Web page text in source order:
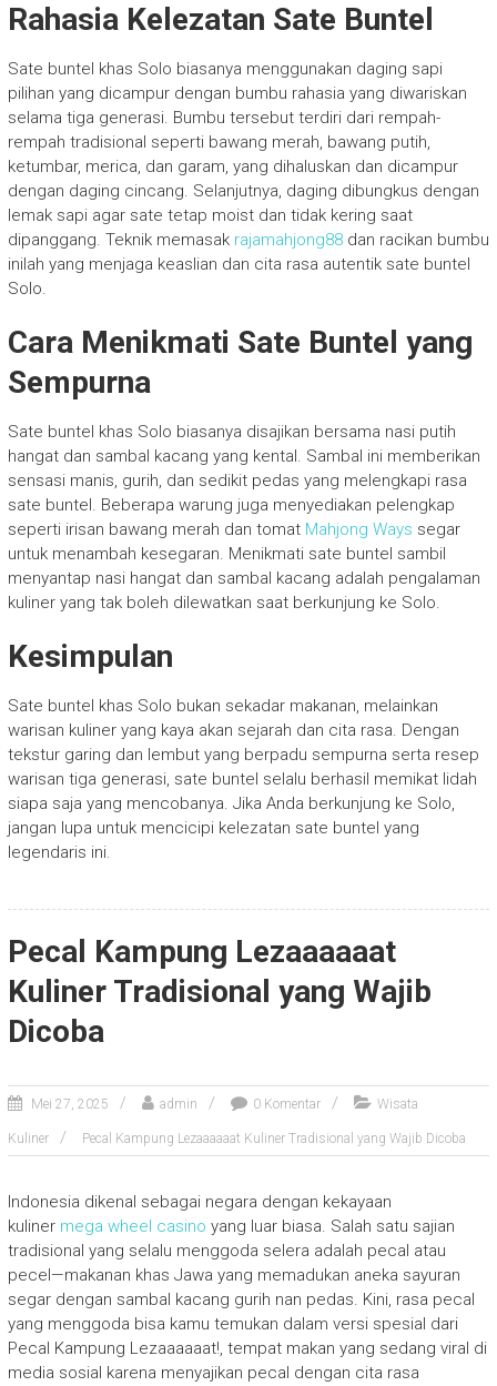
Rahasia Kelezatan Sate Buntel
Sate buntel khas Solo biasanya menggunakan daging sapi
pilihan yang dicampur dengan bumbu rahasia yang diwariskan
selama tiga generasi. Bumbu tersebut terdiri dari rempah-
rempah tradisional seperti bawang merah, bawang putih,
ketumbar, merica, dan garam, yang dihaluskan dan dicampur
dengan daging cincang. Selanjutnya, daging dibungkus dengan
lemak sapi agar sate tetap moist dan tidak kering saat
dipanggang. Teknik memasak rajamahjong88dan racikan bumbu
inilah yang menjaga keaslian dan cita rasa autentik sate buntel
Solo.
Cara Menikmati Sate Buntel yang
Sempurna
Sate buntel khas Solo biasanya disajikan bersama nasi putih
hangat dan sambal kacang yang kental. Sambal ini memberikan
sensasi manis, gurih, dan sedikit pedas yang melengkapi rasa
sate buntel. Beberapa warung juga menyediakan pelengkap
seperti irisan bawang merah dan tomat Mahjong Ways segar
untuk menambah kesegaran. Menikmati sate buntel sambil
menyantap nasi hangat dan sambal kacang adalah pengalaman
kuliner yang tak boleh dilewatkan saat berkunjung ke Solo.
Kesimpulan
Sate buntel khas Solo bukan sekadar makanan, melainkan
warisan kuliner yang kaya akan sejarah dan cita rasa. Dengan
tekstur garing dan lembut yang berpadu sempurna serta resep
warisan tiga generasi, sate buntel selalu berhasil memikat lidah
siapa saja yang mencobanya. Jika Anda berkunjung ke Solo,
jangan lupa untuk mencicipi kelezatan sate buntel yang
legendaris ini.
Pecal Kampung Lezaaaaaat
Kuliner Tradisional yang Wajib
Dicoba
Mei 27, 2025 admin 0 Komentar Wisata
Kuliner Pecal Kampung Lezaaaaaat Kuliner Tradisional yang Wajib Dicoba
Indonesia dikenal sebagai negara dengan kekayaan
kuliner mega wheel casino yang luar biasa. Salah satu sajian
tradisional yang selalu menggoda selera adalah pecal atau
pecel—makanan khas Jawa yang memadukan aneka sayuran
segar dengan sambal kacang gurih nan pedas. Kini, rasa pecal
yang menggoda bisa kamu temukan dalam versi spesial dari
Pecal Kampung Lezaaaaaat!, tempat makan yang sedang viral di
media sosial karena menyajikan pecal dengan cita rasa